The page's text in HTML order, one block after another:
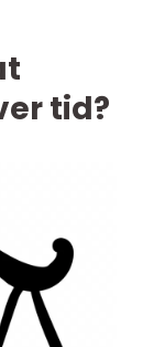
tid?